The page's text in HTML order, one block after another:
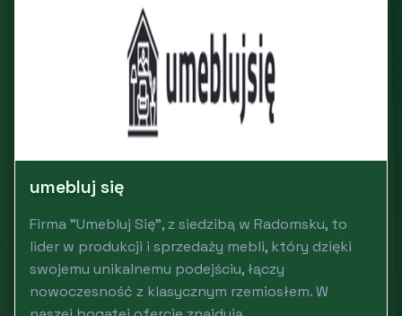
umebluj się
Firma "Umebluj Się", z siedzibą w Radomsku, to
lider w produkcji i sprzedaży mebli, który dzięki
swojemu unikalnemu podejściu, łączy
nowoczesność z klasycznym rzemiosłem. W